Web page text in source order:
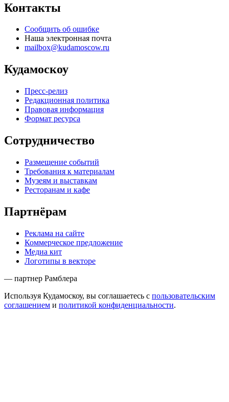
Контакты
Сообщить об ошибке
Наша электронная почта
mailbox@kudamoscow.ru
Кудамоскоу
Пресс-релиз
Редакционная политика
Правовая информация
Формат ресурса
Сотрудничество
Размещение событий
Требования к материалам
Музеям и выставкам
Ресторанам и кафе
Партнёрам
Реклама на сайте
Коммерческое предложение
Медиа кит
Логотипы в векторе
— партнер Рамблера
Используя Кудамоскоу, вы соглашаетесь с пользовательским
соглашением и политикой конфиденциальности.